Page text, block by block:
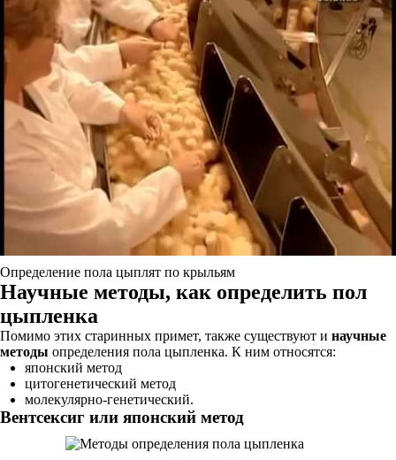
Определение пола цыплят по крыльям
Научные методы, как определить пол
цыпленка
Помимо этих старинных примет, также существуют и научные
методы определения пола цыпленка. К ним относятся:
японский метод
цитогенетический метод
молекулярно-генетический.
Вентсексиг или японский метод